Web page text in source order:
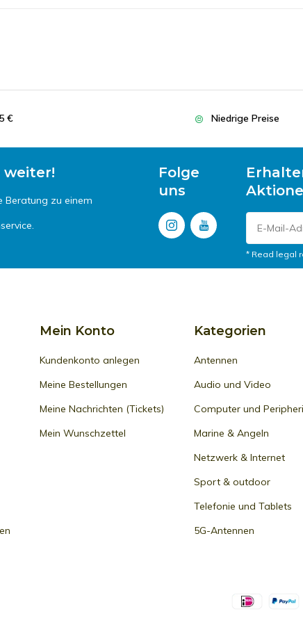
€ Niedrige Preise
weiter!
Beratung zu einem
Folge
uns
* Read legal
Mein Konto
Kundenkonto anlegen
Meine Bestellungen
Meine Nachrichten (Tickets)
Mein Wunschzettel
Kategorien
Antennen
Audio und Video
Computer und
Marine & Angeln
Netzwerk & Internet
Sport & outdoor
Telefonie und Tablets
5G-Antennen